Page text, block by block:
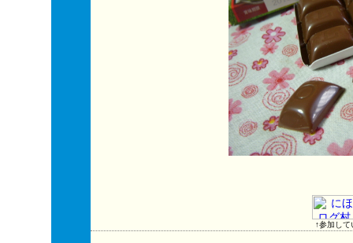
↑参加して